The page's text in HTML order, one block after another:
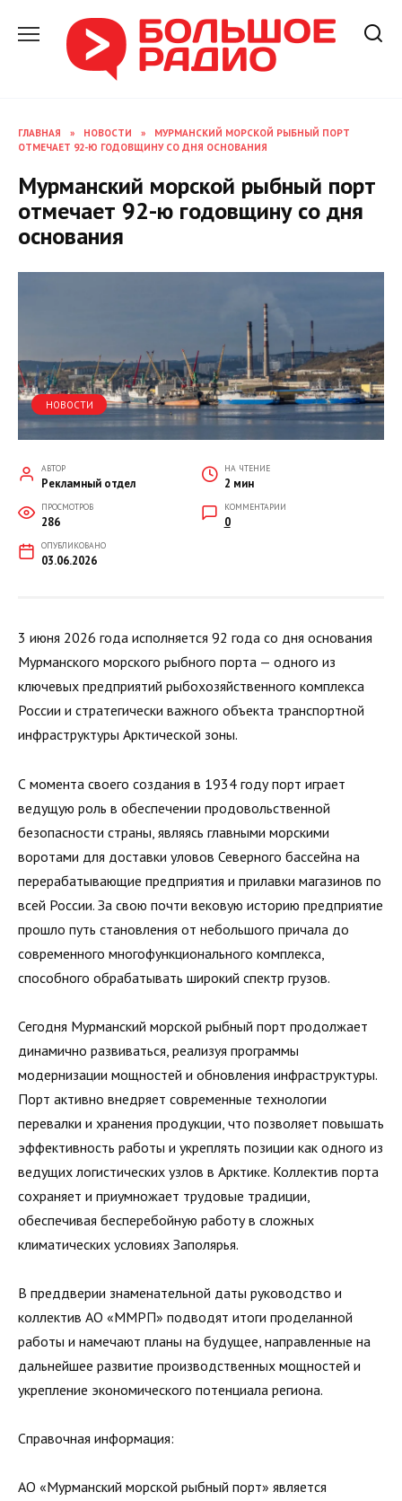
содержанию
ГЛАВНАЯ » НОВОСТИ »
МУРМАНСКИЙ МОРСКОЙ РЫБНЫЙ ПОРТ
ОТМЕЧАЕТ 92-Ю ГОДОВЩИНУ СО ДНЯ ОСНОВАНИЯ
Мурманский морской рыбный порт
отмечает 92-ю годовщину со дня
основания
НОВОСТИ
АВТОР
Рекламный отдел
НА ЧТЕНИЕ
2 мин
ПРОСМОТРОВ
286
КОММЕНТАРИИ
0
ОПУБЛИКОВАНО
03.06.2026
3 июня 2026 года исполняется 92 года со дня основания
Мурманского морского рыбного порта — одного из
ключевых предприятий рыбохозяйственного комплекса
России и стратегически важного объекта транспортной
инфраструктуры Арктической зоны.
С момента своего создания в 1934 году порт играет
ведущую роль в обеспечении продовольственной
безопасности страны, являясь главными морскими
воротами для доставки уловов Северного бассейна на
перерабатывающие предприятия и прилавки магазинов по
всей России. За свою почти вековую историю предприятие
прошло путь становления от небольшого причала до
современного многофункционального комплекса,
способного обрабатывать широкий спектр грузов.
Сегодня Мурманский морской рыбный порт продолжает
динамично развиваться, реализуя программы
модернизации мощностей и обновления инфраструктуры.
Порт активно внедряет современные технологии
перевалки и хранения продукции, что позволяет повышать
эффективность работы и укреплять позиции как одного из
ведущих логистических узлов в Арктике. Коллектив порта
сохраняет и приумножает трудовые традиции,
обеспечивая бесперебойную работу в сложных
климатических условиях Заполярья.
В преддверии знаменательной даты руководство и
коллектив АО «ММРП» подводят итоги проделанной
работы и намечают планы на будущее, направленные на
дальнейшее развитие производственных мощностей и
укрепление экономического потенциала региона.
Справочная информация:
АО «Мурманский морской рыбный порт» является